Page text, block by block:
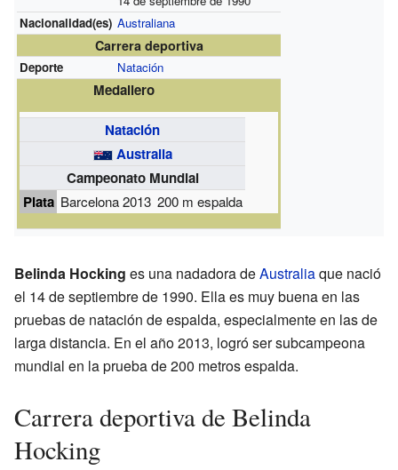
Nacionalidad(es) Australiana
Carrera deportiva
Deporte Natación
Medallero
Natación
Australia
Campeonato Mundial
Plata Barcelona 2013 200 m espalda
Belinda Hocking es una nadadora deAustraliaque nació
el 14 de septiembre de 1990. Ella es muy buena en las
pruebas de natación de espalda, especialmente en las de
larga distancia. En el año 2013, logró ser subcampeona
mundial en la prueba de 200 metros espalda.
Carrera deportiva de Belinda
Hocking